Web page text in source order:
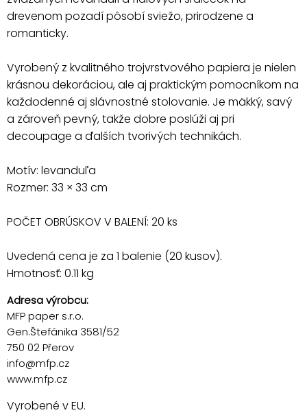
drevenom pozadí pôsobí sviežo, prirodzene a
romanticky.
Vyrobený z kvalitného trojvrstvového papiera je nielen
krásnou dekoráciou, ale aj praktickým pomocníkom na
každodenné aj slávnostné stolovanie. Je mäkký, savý
a zároveň pevný, takže dobre poslúži aj pri
decoupage a ďalších tvorivých technikách.
Motív: levanduľa
Rozmer: 33 × 33 cm
POČET OBRÚSKOV V BALENÍ: 20 ks
Uvedená cena je za 1 balenie (20 kusov).
Hmotnosť: 0.11 kg
Adresa výrobcu:
MFP paper s.r.o.
Gen.Štefánika 3581/52
750 02 Přerov
info@mfp.cz
www.mfp.cz
Vyrobené v EU.